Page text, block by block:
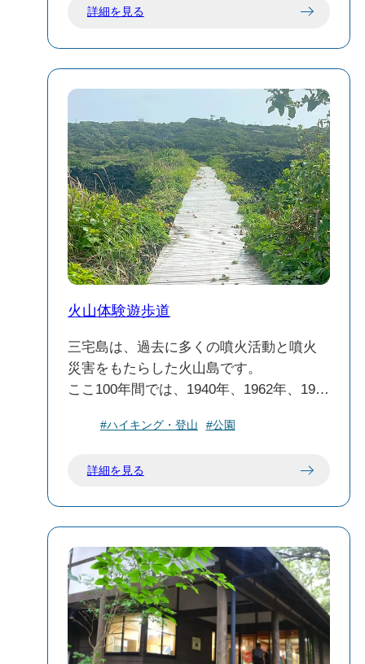
新澪池跡：1763年の噴火で生まれた火口
湖の跡地で、現在はススキが一面に広が
る風景が広がっています。新澪池跡と新
鼻新山は一緒に訪れるべき場所です。
七島展望台：標高約420mの位置にあり、
晴れた日には八丈島、御蔵島、神津島、
式根島、新島、利島、大島の7つの島を一
望できます。風が強いため、帽子など飛
ばされやすいものは注意が必要です。
しさを感じられるスポットです。訪れる
際は、安全対策をしっかりと行い、自然
との調和を大切にしてください。
🌅 見どころと魅力
ューは、訪れる人々を魅了します。
夕陽と星空：灯台周辺は開けた場所に位
置し、夕陽や星空の観賞スポットとして
も人気です。特に、夏の晴れた夜には天
の川を含む満点の星空が広がります。
野鳥観察：周辺の自然環境は、アカコッ
コやイイジマムシクイなどの希少な野鳥
の生息地としても知られています。バー
ドウォッチングを楽しむことができま
施設の利用：灯台周辺にはトイレや休憩
所などの施設はありません。訪問前に必
要な物を準備しておくことをおすすめし
ます。
報を確認し、適切な服装でお出かけくだ
伊豆岬灯台は、三宅島の自然と歴史を感
じることができる貴重なスポットです。
静かな時間を過ごしながら、島の美しい
景色を堪能してください。
詳細を見る
火山体験遊歩道
三宅島は、過去に多くの噴火活動と噴火
災害をもたらした火山島です。
ここ100年間では、1940年、1962年、1983
た。火山遊歩道は1983年に発生した噴火
に作られた遊歩道です。火山体験遊歩道
てみてください。
#ハイキング・登山 #公園
詳細を見る